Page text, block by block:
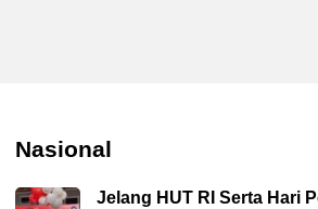
Nasional
Jelang HUT RI Serta Hari